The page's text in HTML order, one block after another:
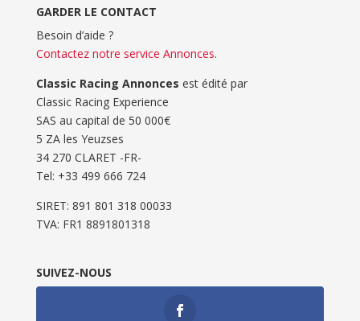
GARDER LE CONTACT
Besoin d’aide ?
Contactez notre service Annonces.
Classic Racing Annonces est édité par
Classic Racing Experience
SAS au capital de 50 000€
5 ZA les Yeuzses
34 270 CLARET -FR-
Tel: ‭+33 499 666 724‬
SIRET: 891 801 318 00033
TVA: FR1 8891801318
SUIVEZ-NOUS